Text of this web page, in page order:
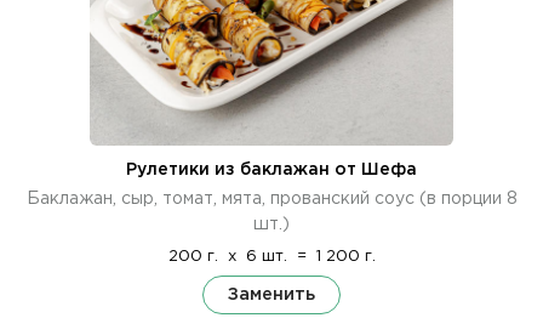
Рулетики из баклажан от Шефа
Баклажан, сыр, томат, мята, прованский соус (в порции 8
шт.)
200 г. x 6 шт. = 1 200 г.
Заменить